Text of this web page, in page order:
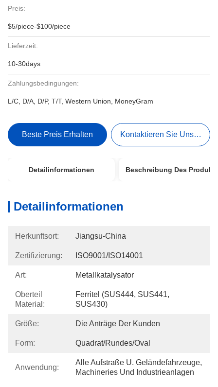
Preis:
$5/piece-$100/piece
Lieferzeit:
10-30days
Zahlungsbedingungen:
L/C, D/A, D/P, T/T, Western Union, MoneyGram
Beste Preis Erhalten Kontaktieren Sie Uns Jetzt
Detailinformationen Beschreibung Des
Detailinformationen
Herkunftsort: Jiangsu-China
Zertifizierung: ISO9001/ISO14001
Art: Metallkatalysator
Oberteil
Material:
Ferritel (SUS444, SUS441,
SUS430)
Größe: Die Anträge Der Kunden
Form: Quadrat/rundes/Oval
Anwendung:
Alle Aufstraße U. Geländefahrzeuge,
Machineries Und Industrieanlagen